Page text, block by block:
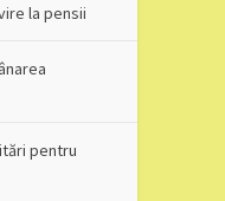
la pensii
pentru